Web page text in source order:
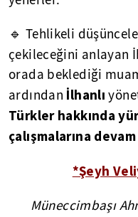
🔹 Tehlikeli
çekileceğini anlayan
orada beklediği
ardından İlhanlı
Türkler hakkında
çalışmalarına
*Şeyh
Müneccimbaşı